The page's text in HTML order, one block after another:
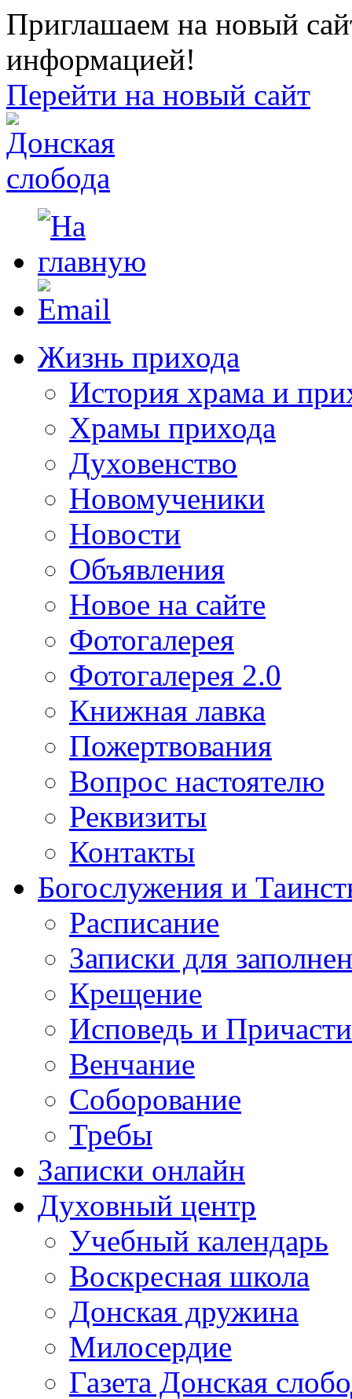
Приглашаем на новый
информацией!
Перейти на новый сайт
Жизнь прихода
История храма и
Храмы прихода
Духовенство
Новомученики
Новости
Объявления
Новое на сайте
Фотогалерея
Фотогалерея 2.0
Книжная лавка
Пожертвования
Вопрос настоятелю
Реквизиты
Контакты
Богослужения и
Расписание
Записки для
Крещение
Исповедь и
Венчание
Соборование
Требы
Записки онлайн
Духовный центр
Учебный календарь
Воскресная школа
Донская дружина
Милосердие
Газета Донская